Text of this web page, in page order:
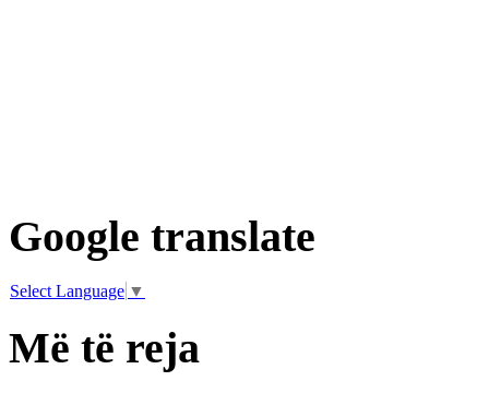
Google translate
Select Language ▼
Më të reja